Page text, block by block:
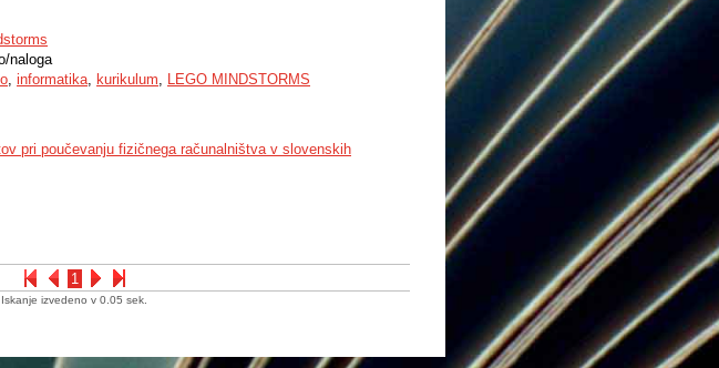
1
naloga
, informatika, kurikulum, LEGO MINDSTORMS
pri poučevanju fizičnega računalništva v slovenskih
Iskanje izvedeno v 0.05 sek.